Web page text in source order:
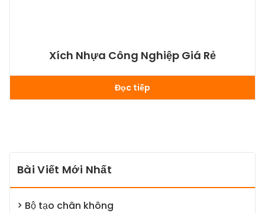
Xích Nhựa Công Nghiệp Giá Rẻ
Đọc tiếp
Bài Viết Mới Nhất
Bộ tạo chân không